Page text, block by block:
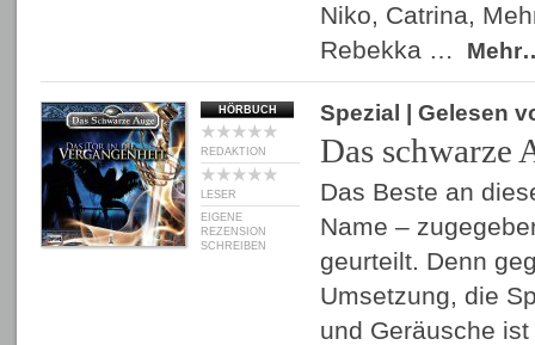
Niko, Catrina,
Rebekka …
HÖRBUCH
REDAKTION
LESER
EIGENE
REZENSION
SCHREIBEN
Spezial | Gelesen
Das schwarze
Das Beste an
Name –
geurteilt. Denn
Umsetzung, die
und Geräusche